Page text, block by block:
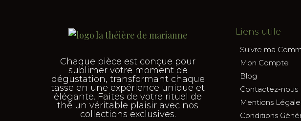
Chaque pièce est conçue pour
sublimer votre moment de
dégustation, transformant chaque
tasse en une expérience unique et
élégante. Faites de votre rituel de
thé un véritable plaisir avec nos
collections exclusives.
Liens utile
Suivre ma
Mon Compte
Blog
Contactez-nous
Mentions
Conditions